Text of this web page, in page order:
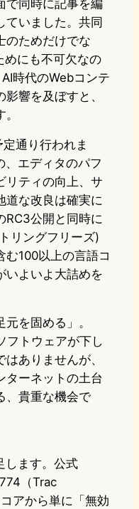
で同時に記事を編
ていました。共同
のためだけでな
めにも不可欠なの
時代のWebコンテ
響を及ぼすと、
通り行われま
、エディタのパフ
リティの向上、サ
道な改良は確実に
RC3公開と同時に
リングフリーズ)
む100以上の言語コ
いよいよ大詰めを
元を固める」。
フトウェアが下し
ありませんが、
ターネットの土台
、貴重な機会で
します。公式
（Trac
アから単に「無効